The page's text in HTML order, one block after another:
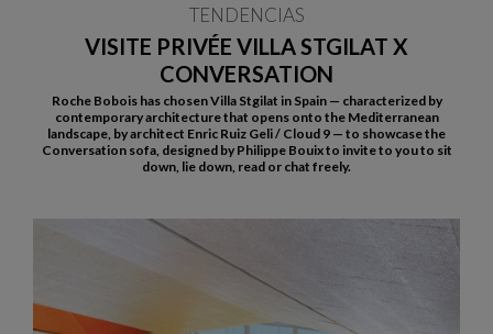
VISITE PRIVÉE VILLA STGILAT X
CONVERSATION
TENDENCIAS
Roche Bobois has chosen Villa Stgilat in Spain — characterized by
contemporary architecture that opens onto the Mediterranean
landscape, by architect Enric Ruiz Geli / Cloud 9 — to showcase the
Conversation sofa, designed by Philippe Bouix to invite to you to sit
down, lie down, read or chat freely.